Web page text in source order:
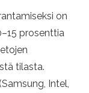
on
prosenttia
tilasta.
Intel,